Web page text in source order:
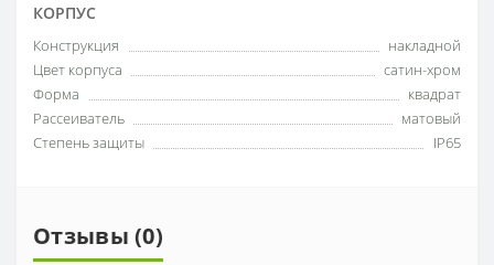
КОРПУС
Конструкция
накладной
Цвет корпуса
сатин-хром
Форма
квадрат
Рассеиватель
матовый
Степень защиты
IP65
Отзывы (0)